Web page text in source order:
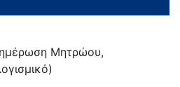
Μητρώου,